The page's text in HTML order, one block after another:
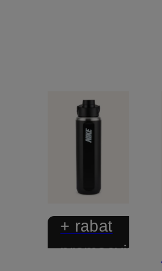
+ rabat
promocyjny